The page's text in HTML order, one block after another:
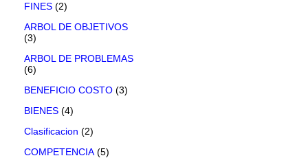
FINES (2)
ARBOL DE OBJETIVOS
(3)
ARBOL DE PROBLEMAS
(6)
BENEFICIO COSTO (3)
BIENES (4)
Clasificacion (2)
COMPETENCIA (5)